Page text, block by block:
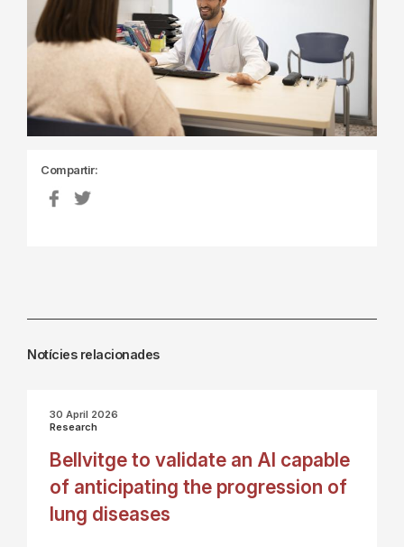
Compartir:
Notícies relacionades
30 April 2026
Research
Bellvitge to validate an AI capable
of anticipating the progression of
lung diseases